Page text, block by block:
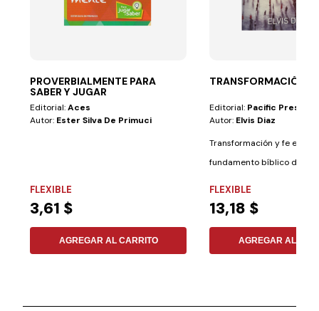
PROVERBIALMENTE PARA
SABER Y JUGAR
Editorial:Aces
Autor: Ester Silva De Primuci
FLEXIBLE
3,61 $
AGREGAR AL CARRITO
TRANSFORMACIÓN Y
Editorial: Pacific Press
Autor: Elvis Diaz
Transformación y fe
fundamento bíblico del
FLEXIBLE
13,18 $
AGREGAR AL